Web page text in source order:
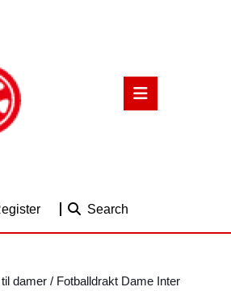
Login
Search
damer / Fotballdrakt Dame Inter